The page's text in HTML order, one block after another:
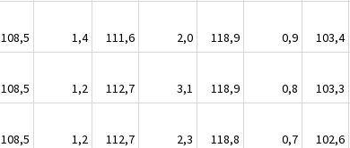
108,5 1,4 111,6 2,0 118,9 0,9 103,4
108,5 1,2 112,7 3,1 118,9 0,8 103,3
108,5 1,2 112,7 2,3 118,8 0,7 102,6